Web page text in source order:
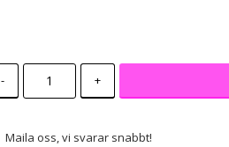
- +
Maila oss, vi svarar snabbt!